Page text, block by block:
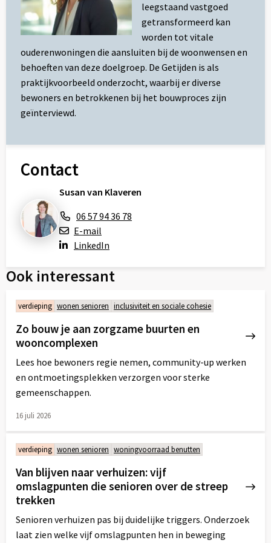
leegstaand vastgoed
getransformeerd kan
worden tot vitale
ouderenwoningen die aansluiten bij de woonwensen en
behoeften van deze doelgroep. De Getijden is als
praktijkvoorbeeld onderzocht, waarbij er diverse
bewoners en betrokkenen bij het bouwproces zijn
geïnterviewd.
Contact
Susan van Klaveren
06 57 94 36 78
E-mail
LinkedIn
Ook interessant
verdieping wonen senioren inclusiviteit en sociale cohesie
Zo bouw je aan zorgzame buurten en
wooncomplexen
Lees hoe bewoners regie nemen, community-up werken
en ontmoetingsplekken verzorgen voor sterke
gemeenschappen.
16 juli 2026
meer
over
verdieping wonen senioren woningvoorraad benutten
Van blijven naar verhuizen: vijf
omslagpunten die senioren over de streep
trekken
Senioren verhuizen pas bij duidelijke triggers. Onderzoek
laat zien welke vijf omslagpunten hen in beweging